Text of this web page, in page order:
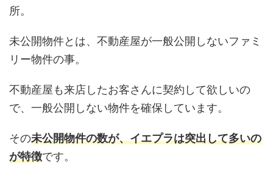
所。
未公開物件とは、不動産屋が一般公開しないファミ
リー物件の事。
不動産屋も来店したお客さんに契約して欲しいの
で、一般公開しない物件を確保しています。
その未公開物件の数が、イエプラは突出して多いの
が特徴です。